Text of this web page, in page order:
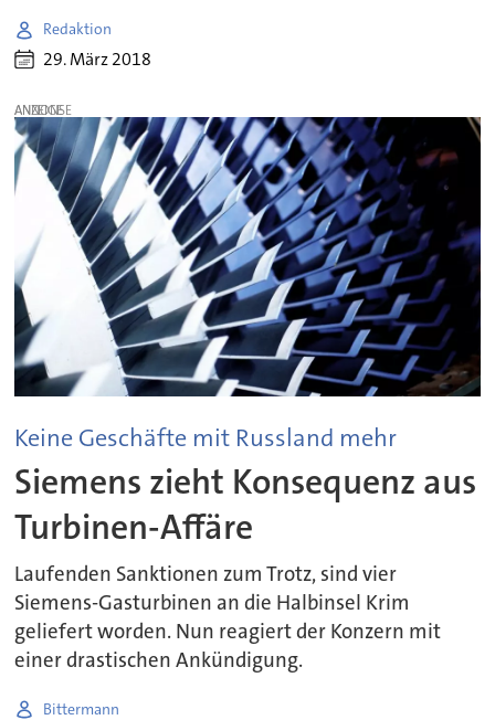
Redaktion
29. März 2018
ANZEIGE
Keine Geschäfte mit Russland mehr
Siemens zieht Konsequenz aus
Turbinen-Affäre
Laufenden Sanktionen zum Trotz, sind vier
Siemens-Gasturbinen an die Halbinsel Krim
geliefert worden. Nun reagiert der Konzern mit
einer drastischen Ankündigung.
Bittermann